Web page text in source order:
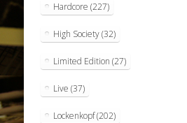
Hardcore (227)
High Society(32)
Limited Edition (27)
Live (37)
Lockenkopf(202)